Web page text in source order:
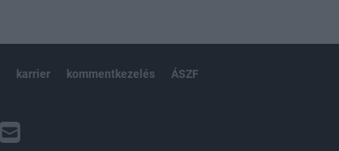
karrier kommentkezelés ÁSZF